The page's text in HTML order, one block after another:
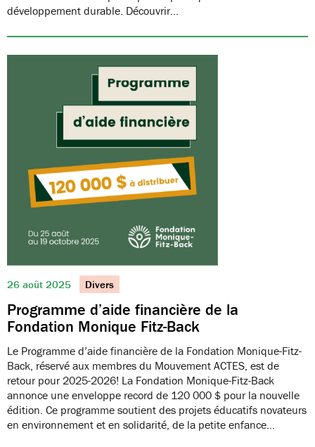
développement durable. Découvrir…
26 août 2025 Divers
Programme d’aide financière de la
Fondation Monique Fitz-Back
Le Programme d’aide financière de la Fondation Monique-Fitz-
Back, réservé aux membres du Mouvement ACTES, est de
retour pour 2025-2026! La Fondation Monique-Fitz-Back
annonce une enveloppe record de 120 000 $ pour la nouvelle
édition. Ce programme soutient des projets éducatifs novateurs
en environnement et en solidarité, de la petite enfance…